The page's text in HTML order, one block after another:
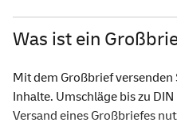
Was ist ein
Mit dem Großbrief versenden
Inhalte. Umschläge bis zu
Versand eines Großbriefes